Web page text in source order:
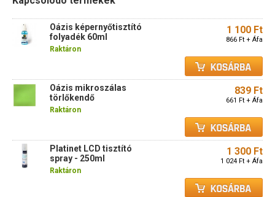
Oázis képernyőtisztító
folyadék 60ml
Raktáron
1 100 Ft
866 Ft + Áfa
Oázis mikroszálas
törlőkendő
Raktáron
839 Ft
661 Ft + Áfa
Platinet LCD tisztító
spray - 250ml
Raktáron
1 300 Ft
1 024 Ft + Áfa